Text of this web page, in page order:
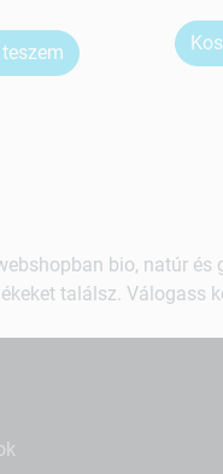
bio, natúr és
találsz. Válogass